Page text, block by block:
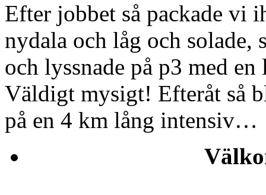
Efter jobbet så packade vi
nydala och låg och solade,
och lyssnade på p3 med
Väldigt mysigt! Efteråt så
på en 4 km lång intensiv…